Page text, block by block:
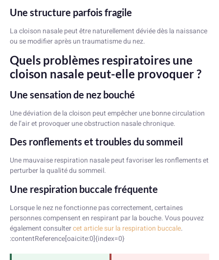
Une structure parfois fragile
La cloison nasale peut être naturellement déviée dès la naissance
ou se modifier après un traumatisme du nez.
Quels problèmes respiratoires une
cloison nasale peut-elle provoquer ?
Une sensation de nez bouché
Une déviation de la cloison peut empêcher une bonne circulation
de l’air et provoquer une obstruction nasale chronique.
Des ronflements et troubles du sommeil
Une mauvaise respiration nasale peut favoriser les ronflements et
perturber la qualité du sommeil.
Une respiration buccale fréquente
Lorsque le nez ne fonctionne pas correctement, certaines
personnes compensent en respirant par la bouche. Vous pouvez
également consultercet article sur la respiration buccale.
:contentReference[oaicite:0]{index=0}